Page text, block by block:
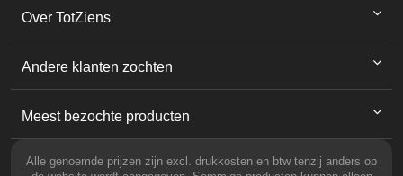
Over TotZiens
Andere klanten zochten
Meest bezochte producten
Alle genoemde prijzen zijn excl. drukkosten en btw tenzij anders op